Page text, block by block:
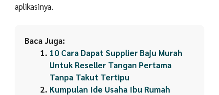
aplikasinya.
Baca Juga:
10 Cara Dapat Supplier Baju Murah
Untuk Reseller Tangan Pertama
Tanpa Takut Tertipu
Kumpulan Ide Usaha Ibu Rumah